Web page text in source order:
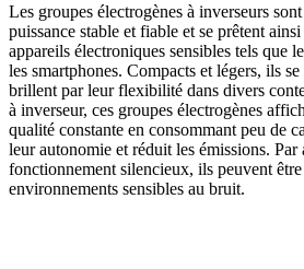
Les groupes électrogènes à inverseurs
puissance stable et fiable et se prêtent
appareils électroniques sensibles tels que
les smartphones. Compacts et légers, ils
brillent par leur flexibilité dans divers
à inverseur, ces groupes électrogènes
qualité constante en consommant peu de
leur autonomie et réduit les émissions. Par
fonctionnement silencieux, ils peuvent
environnements sensibles au bruit.